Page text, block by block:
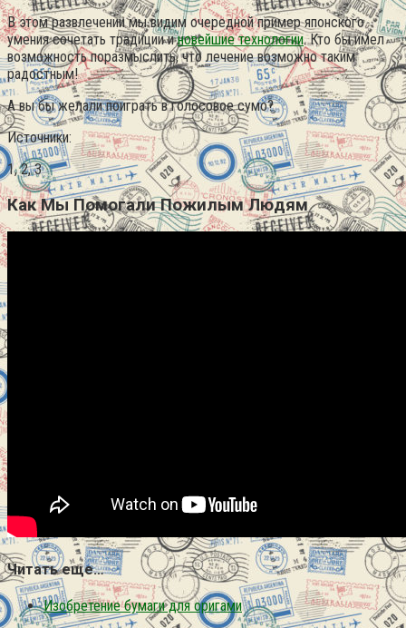
В этом развлечении мы видим очередной пример японского
умения сочетать традиции иновейшие технологии. Кто бы имел
возможность поразмыслить, что лечение возможно таким
радостным!
А вы бы желали поиграть в голосовое сумо?
Источники:
1, 2, 3
Как Мы Помогали Пожилым Людям
Читать еще…
Изобретение бумаги для оригами